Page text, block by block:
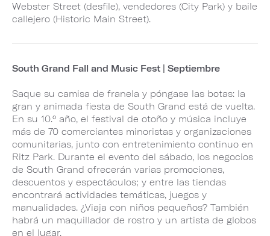
Webster Street (desfile), vendedores (City Park) y baile
callejero (Historic Main Street).
South Grand Fall and Music Fest | Septiembre
Saque su camisa de franela y póngase las botas: la
gran y animada fiesta de South Grand está de vuelta.
En su 10.° año, el festival de otoño y música incluye
más de 70 comerciantes minoristas y organizaciones
comunitarias, junto con entretenimiento continuo en
Ritz Park. Durante el evento del sábado, los negocios
de South Grand ofrecerán varias promociones,
descuentos y espectáculos; y entre las tiendas
encontrará actividades temáticas, juegos y
manualidades. ¿Viaja con niños pequeños? También
habrá un maquillador de rostro y un artista de globos
en el lugar.